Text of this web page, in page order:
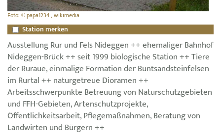
Foto: © papa1234 , wikimedia
Station merken
Ausstellung Rur und Fels Nideggen ++ ehemaliger Bahnhof
Nideggen-Brück ++ seit 1999 biologische Station ++ Tiere
der Ruraue, einmalige Formation der Buntsandsteinfelsen
im Rurtal ++ naturgetreue Dioramen ++
Arbeitsschwerpunkte Betreuung von Naturschutzgebieten
und FFH-Gebieten, Artenschutzprojekte,
Öffentlichkeitsarbeit, Pflegemaßnahmen, Beratung von
Landwirten und Bürgern ++